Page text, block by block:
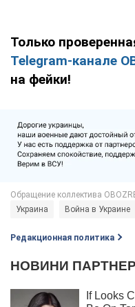
Только
Telegram-канале
на фейки!
Украина Война в Украине
Редакционная политика